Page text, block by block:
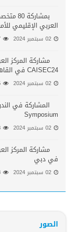
العربي الإقليمي
02 سبتمبر 2024
مشاركة المركز
CAISEC24 في القاهرة
02 سبتمبر 2024
Symposium
02 سبتمبر 2024
في دبي
02 سبتمبر 2024
الصور